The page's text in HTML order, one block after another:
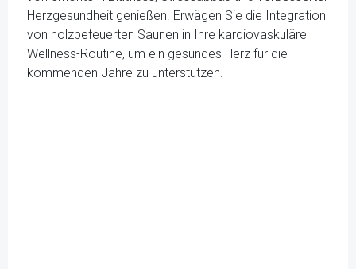
Herzgesundheit genießen. Erwägen Sie die Integration
von holzbefeuerten Saunen in Ihre kardiovaskuläre
Wellness-Routine, um ein gesundes Herz für die
kommenden Jahre zu unterstützen.